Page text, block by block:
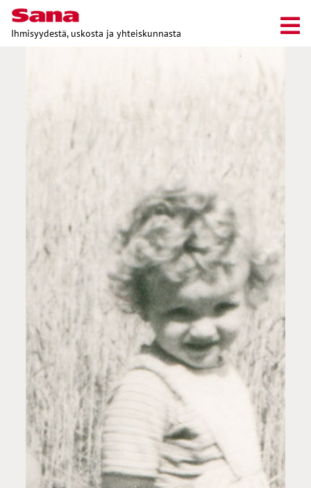
Ihmisyydestä, uskosta ja yhteiskunnasta